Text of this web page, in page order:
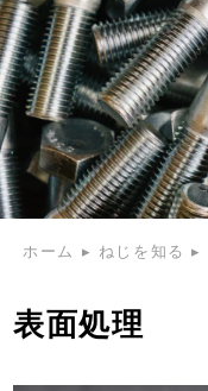
ホーム ▸ ねじを知る ▸
表面処理